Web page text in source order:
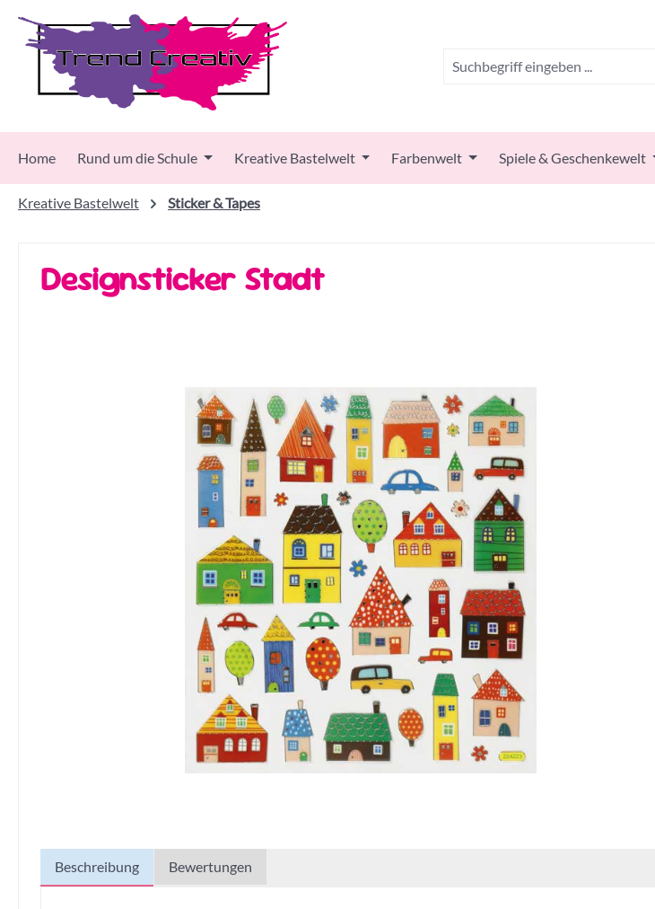
Hauptinhalt springen
Zur Suche springen
Zur Hauptnavigation springen
Home Rund um die Schule Kreative Bastelwelt Farbenwelt Spiele & Geschenkewelt
Kreative Bastelwelt Sticker & Tapes
Designsticker Stadt
Bildergalerie überspringen
Beschreibung Bewertungen